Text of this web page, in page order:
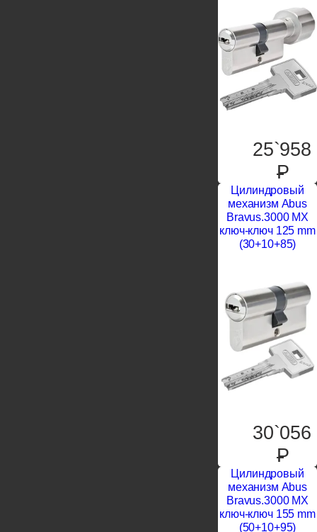
25`958
P
Цилиндровый
механизм Abus
Bravus.3000 MX
ключ-ключ 125 mm
(30+10+85)
30`056
P
Цилиндровый
механизм Abus
Bravus.3000 MX
ключ-ключ 155 mm
(50+10+95)